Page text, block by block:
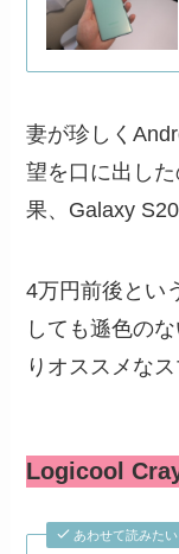
妻が珍しく
望を口に出し
果、Galaxy
4万円前後とい
しても遜色の
りオススメな
Logicool
あわせて読みたい